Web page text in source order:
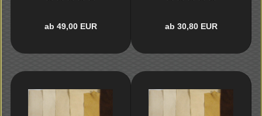
ab 49,00 EUR ab 30,80 EUR